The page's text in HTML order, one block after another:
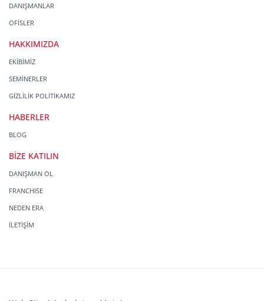
DANIŞMANLAR
OFİSLER
HAKKIMIZDA
EKİBİMİZ
SEMİNERLER
GİZLİLİK POLİTİKAMIZ
HABERLER
BLOG
BİZE KATILIN
DANIŞMAN OL
FRANCHISE
NEDEN ERA
İLETİŞİM